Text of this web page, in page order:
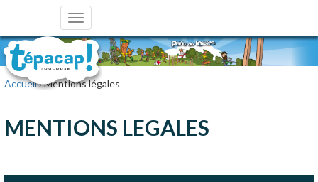
Toggle
navigation
Accueil› Mentions légales
MENTIONS LEGALES